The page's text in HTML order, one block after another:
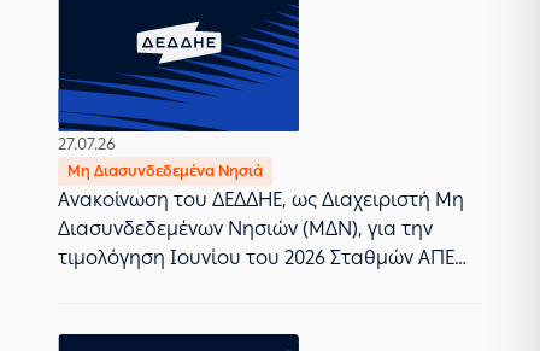
27.07.26
Μη Διασυνδεδεμένα Νησιά
Ανακοίνωση του ΔΕΔΔΗΕ, ως Διαχειριστή Μη
Διασυνδεδεμένων Νησιών (ΜΔΝ), για την
τιμολόγηση Ιουνίου του 2026 Σταθμών ΑΠΕ